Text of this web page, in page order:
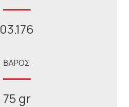
03.176
ΒΑΡΟΣ
75 gr